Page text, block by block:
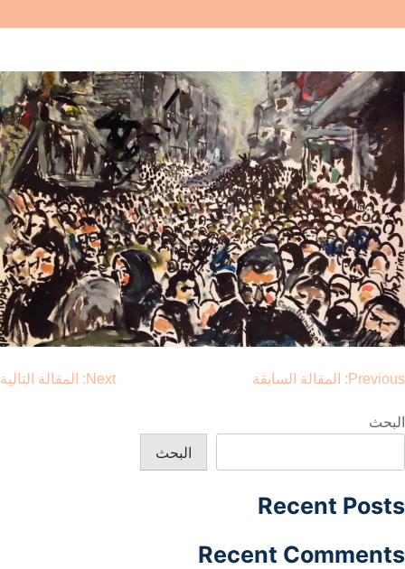
تصفّح
Previous: المقالة السابقة Next: المقالة التالية
البحث
البحث
Recent Posts
Recent Comments